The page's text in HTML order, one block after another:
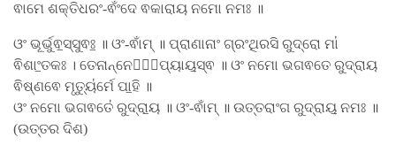
ଵାମେ ଶକ୍ତିଧରଂ-ଵଂଁଦେ ଵକାରାୟ ନମୋ ନମଃ ॥
ଓଂ ଭୂର୍ଭୁଵ॒ସ୍ସୁଵଃ॒ ॥ ଓଂ-ଵାଁମ୍ ॥ ପ୍ରାଣାନାଂ ଗ୍ରଂଥିରସି ରୁଦ୍ରୋ ମା॑
ଵିଶାଂ॒ତକଃ । ତେନାନ୍ନେନା᳚ପ୍ୟାୟ॒ସ୍ଵ ॥ ଓଂ ନମୋ ଭଗଵତେ ରୁଦ୍ରାୟ
ଵିଷ୍ଣଵେ ମୃତ୍ୟୁ॑ର୍ମେ ପା॒ହି ॥
ଓଂ ନମୋ ଭଗଵତେ॑ ରୁଦ୍ରା॒ୟ ॥ ଓଂ-ଵାଁମ୍ ॥ ଉତ୍ତରାଂଗ ରୁଦ୍ରାୟ॒ ନମଃ ॥
(ଉତ୍ତର ଦିଶ)